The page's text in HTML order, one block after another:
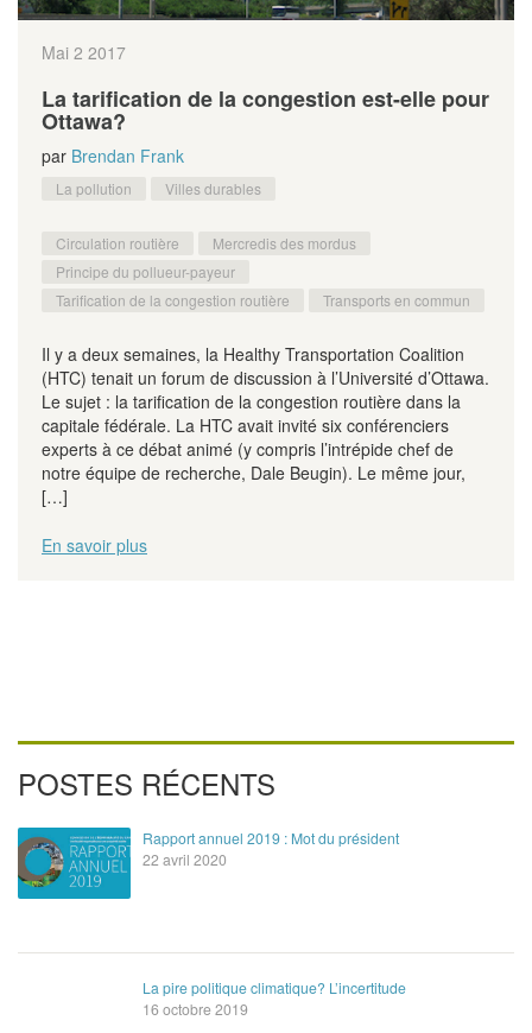
Mai 2 2017
La tarification de la congestion est-elle pour
Ottawa?
par Brendan Frank
La pollution Villes durables
Circulation routière
Mercredis des mordus
Principe du pollueur-payeur
Tarification de la congestion routière
Transports en commun
Il y a deux semaines, la Healthy Transportation Coalition
(HTC) tenait un forum de discussion à l’Université d’Ottawa.
Le sujet : la tarification de la congestion routière dans la
capitale fédérale. La HTC avait invité six conférenciers
experts à ce débat animé (y compris l’intrépide chef de
notre équipe de recherche, Dale Beugin). Le même jour,
[…]
En savoir plus
POSTES RÉCENTS
Rapport annuel 2019 : Mot du président
22 avril 2020
La pire politique climatique? L’incertitude
16 octobre 2019